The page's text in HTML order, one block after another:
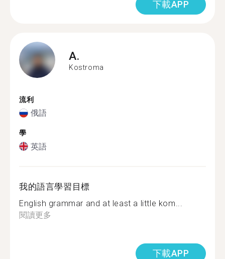
下載APP
A.
Kostroma
流利
俄語
學
英語
我的語言學習目標
English grammar and at least a little kom...
閱讀更多
下載APP